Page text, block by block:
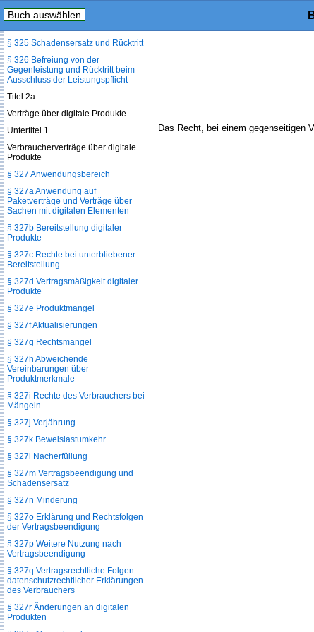
Buch auswählen
Das Recht, bei einem gegenseitigen
§ 324 Rücktritt wegen Verletzung
§ 325 Schadensersatz und Rücktritt
§ 326 Befreiung von der
Gegenleistung und Rücktritt beim
Ausschluss der Leistungspflicht
Titel 2a
Verträge über digitale Produkte
Untertitel 1
Verbraucherverträge über digitale
Produkte
§ 327 Anwendungsbereich
§ 327a Anwendung auf
Paketverträge und Verträge über
Sachen mit digitalen Elementen
§ 327b Bereitstellung digitaler
Produkte
§ 327c Rechte bei unterbliebener
Bereitstellung
§ 327d Vertragsmäßigkeit digitaler
Produkte
§ 327e Produktmangel
§ 327f Aktualisierungen
§ 327g Rechtsmangel
§ 327h Abweichende
Vereinbarungen über
Produktmerkmale
§ 327i Rechte des Verbrauchers bei
Mängeln
§ 327j Verjährung
§ 327k Beweislastumkehr
§ 327l Nacherfüllung
§ 327m Vertragsbeendigung und
Schadensersatz
§ 327n Minderung
§ 327o Erklärung und Rechtsfolgen
der Vertragsbeendigung
§ 327p Weitere Nutzung nach
Vertragsbeendigung
§ 327q Vertragsrechtliche Folgen
datenschutzrechtlicher Erklärungen
des Verbrauchers
§ 327r Änderungen an digitalen
Produkten